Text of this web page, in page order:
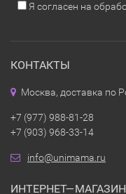
Я согласен на
КОНТАКТЫ
Москва, доставка по
+7 (977) 988-81-28
+7 (903) 968-33-14
info@unimama.ru
ИНТЕРНЕТ—МАГАЗИН